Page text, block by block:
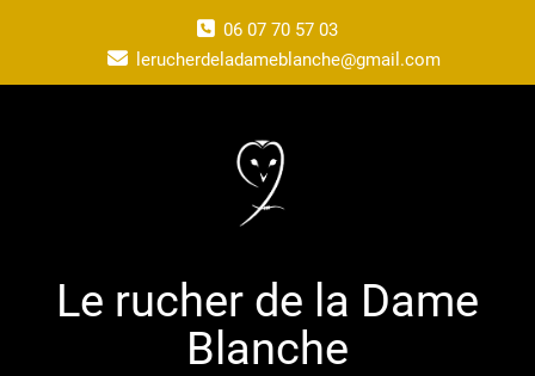
06 07 70 57 03
lerucherdeladameblanche@gmail.com
Le rucher de la Dame
Blanche